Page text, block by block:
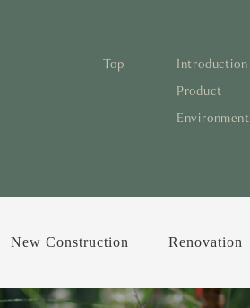
Top Introduction
3
Product
1
2
Environment
宅へ
の温もりと快適性を実現
流れ
New Construction Renovation